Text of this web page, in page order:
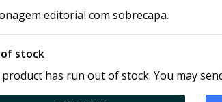
editorial com sobrecapa.
stock
has run out of stock. You may